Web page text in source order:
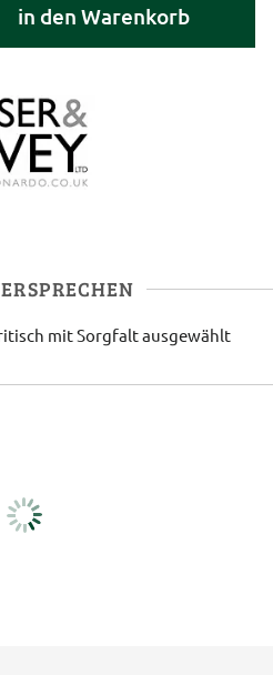
in den Warenkorb
mit Sorgfalt ausgewählt